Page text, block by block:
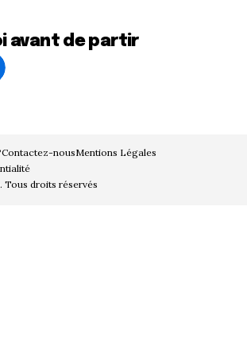
avant de partir
Contactez-nousMentions Légales
Tous droits réservés